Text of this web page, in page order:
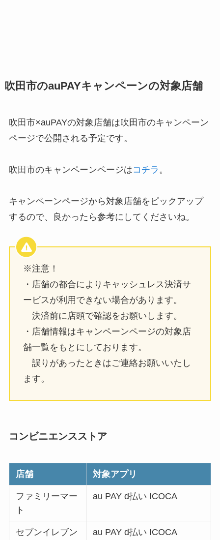
吹田市のauPAYキャンペーンの対象店舗
吹田市×auPAYの対象店舗は吹田市のキャンペーン
ページで公開される予定です。
吹田市のキャンペーンページはコチラ 。
キャンペーンページから対象店舗をピックアップ
するので、良かったら参考にしてくださいね。
※注意！
・店舗の都合によりキャッシュレス決済サ
ービスが利用できない場合があります。
決済前に店頭で確認をお願いします。
・店舗情報はキャンペーンページの対象店
舗一覧をもとにしております。
誤りがあったときはご連絡お願いいたし
ます。
コンビニエンスストア
店舗 対象アプリ
ファミリーマー
ト
au PAY d払い ICOCA
セブンイレブン au PAY d払い ICOCA